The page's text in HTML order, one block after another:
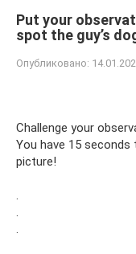
Put your
spot the guy’s
Опубликовано:
Challenge your
You have 15
picture!
.
.
.